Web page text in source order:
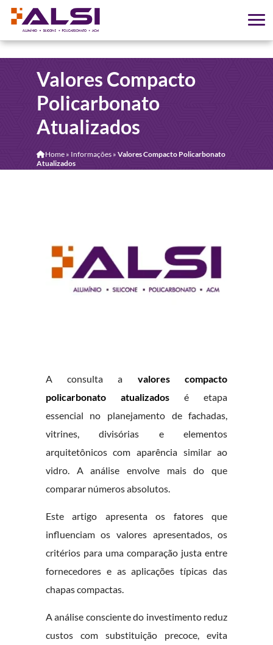
Valores Compacto
Policarbonato
Atualizados
Home» Informações » Valores Compacto Policarbonato
Atualizados
A consulta a valores compacto
policarbonato atualizadosé etapa
essencial no planejamento de fachadas,
vitrines, divisórias e elementos
arquitetônicos com aparência similar ao
vidro. A análise envolve mais do que
comparar números absolutos.
Este artigo apresenta os fatores que
influenciam os valores apresentados, os
critérios para uma comparação justa entre
fornecedores e as aplicações típicas das
chapas compactas.
A análise consciente do investimento reduz
custos com substituição precoce, evita